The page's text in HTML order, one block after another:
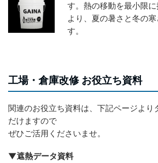
す。熱の移動を最小限
より、夏の暑さと冬の
す。
工場・倉庫改修 お役立ち資料
関連のお役立ち資料は、下記ページより
だけますので
ぜひご活用くださいませ。
▼遮熱データ資料